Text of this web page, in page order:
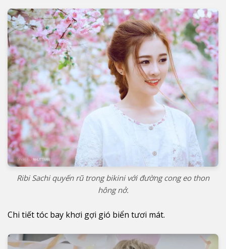
Ribi Sachi quyến rũ trong bikini với đường cong eo thon
hông nở.
Chi tiết tóc bay khơi gợi gió biển tươi mát.